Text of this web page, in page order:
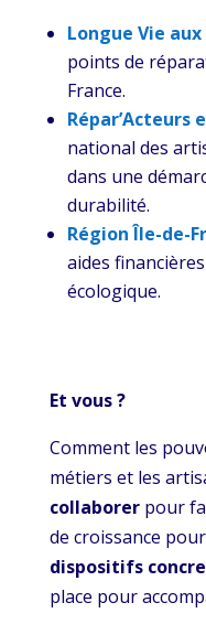
Longue Vie
points de
France.
Répar’Acteurs
national des
dans une
durabilité.
Région Île-de-
aides
écologique.
Et vous ?
Comment les
métiers et les
collaborerpour
de croissance
dispositifs
place pour